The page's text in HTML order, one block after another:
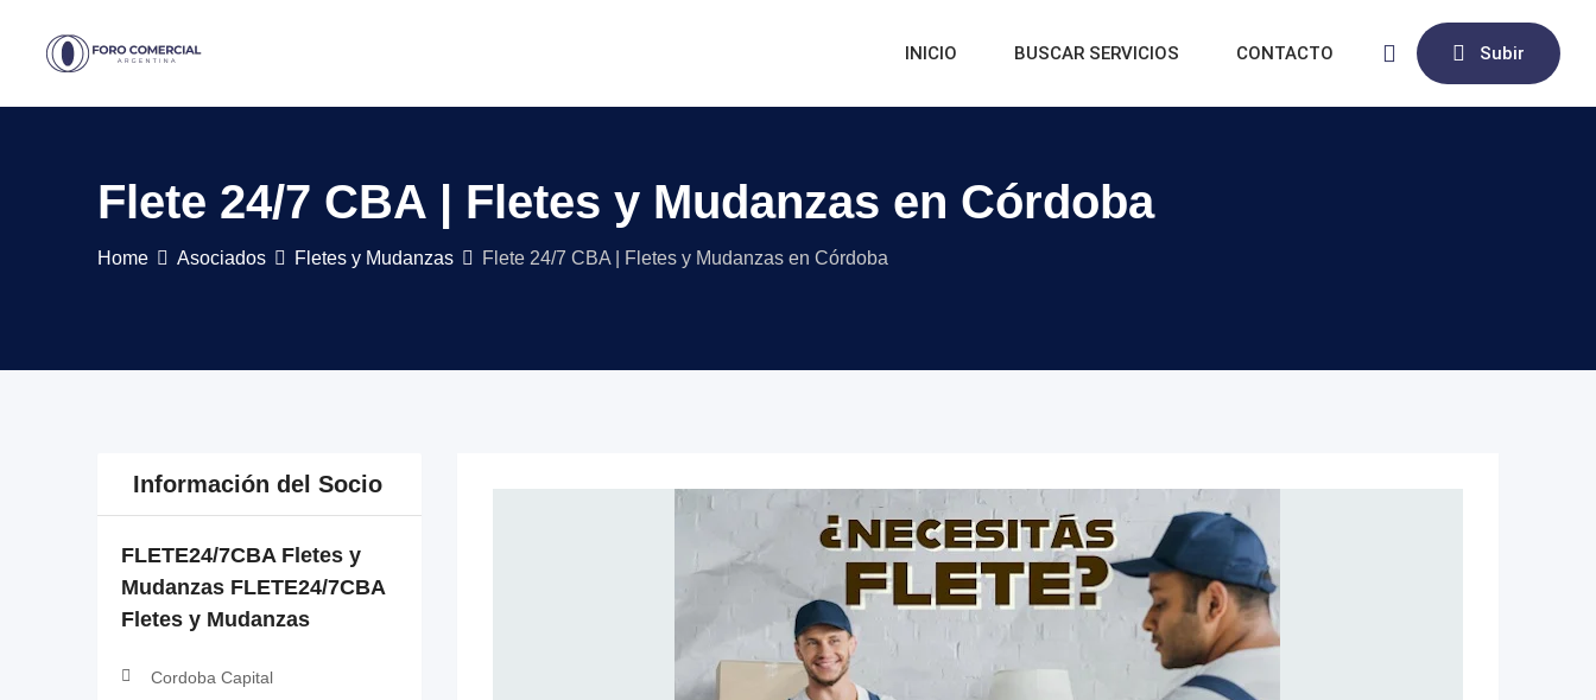
Subir
INICIO BUSCAR SERVICIOS CONTACTO
Flete 24/7 CBA | Fletes y Mudanzas en Córdoba
Home Asociados Fletes y Mudanzas Flete 24/7 CBA | Fletes y Mudanzas en Córdoba
Información del Socio
FLETE24/7CBA Fletes y
Mudanzas FLETE24/7CBA
Fletes y Mudanzas
Cordoba Capital